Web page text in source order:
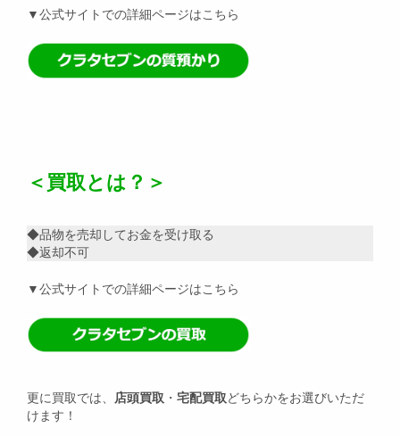
▼公式サイトでの詳細ページはこちら
＜買取とは？＞
◆品物を売却してお金を受け取る
◆返却不可
▼公式サイトでの詳細ページはこちら
更に買取では、 店頭買取 ・ 宅配買取どちらかをお選びいただ
けます！